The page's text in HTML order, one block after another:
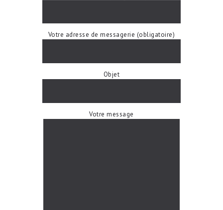
Votre adresse de messagerie (obligatoire)
Objet
Votre message